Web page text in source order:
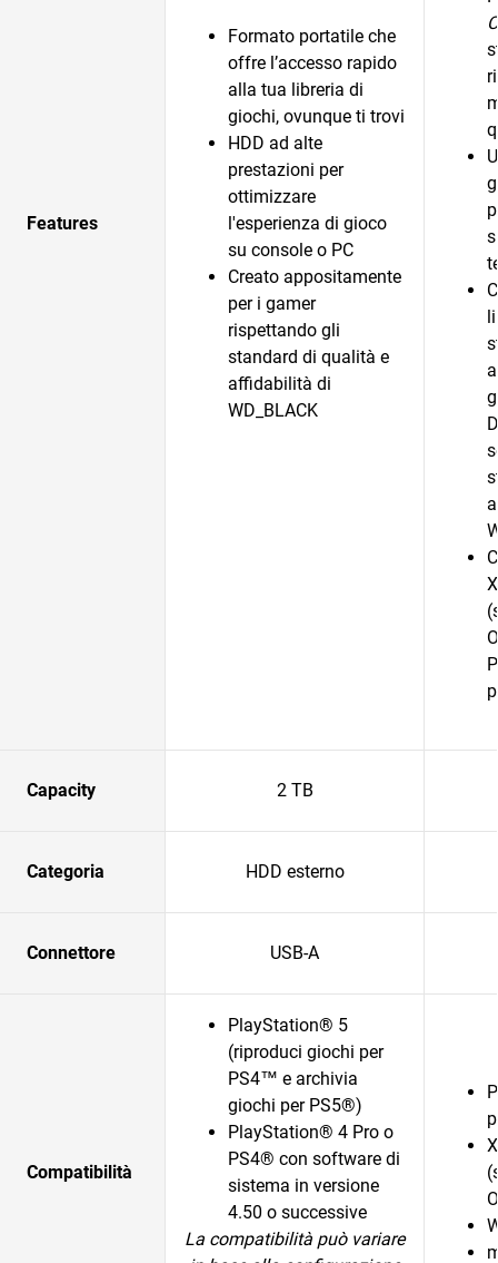
Features
Formato portatile che
offre l’accesso rapido
alla tua libreria di
giochi, ovunque ti trovi
HDD ad alte
prestazioni per
ottimizzare
l'esperienza di gioco
su console o PC
Creato appositamente
per i gamer
rispettando gli
standard di qualità e
affidabilità di
WD_BLACK
Capacity 2 TB
Categoria HDD esterno
Connettore USB-A
Compatibilità
PlayStation® 5
(riproduci giochi per
PS4™ e archivia
giochi per PS5®)
PlayStation® 4 Pro o
PS4® con software di
sistema in versione
4.50 o successive
La compatibilità può variare